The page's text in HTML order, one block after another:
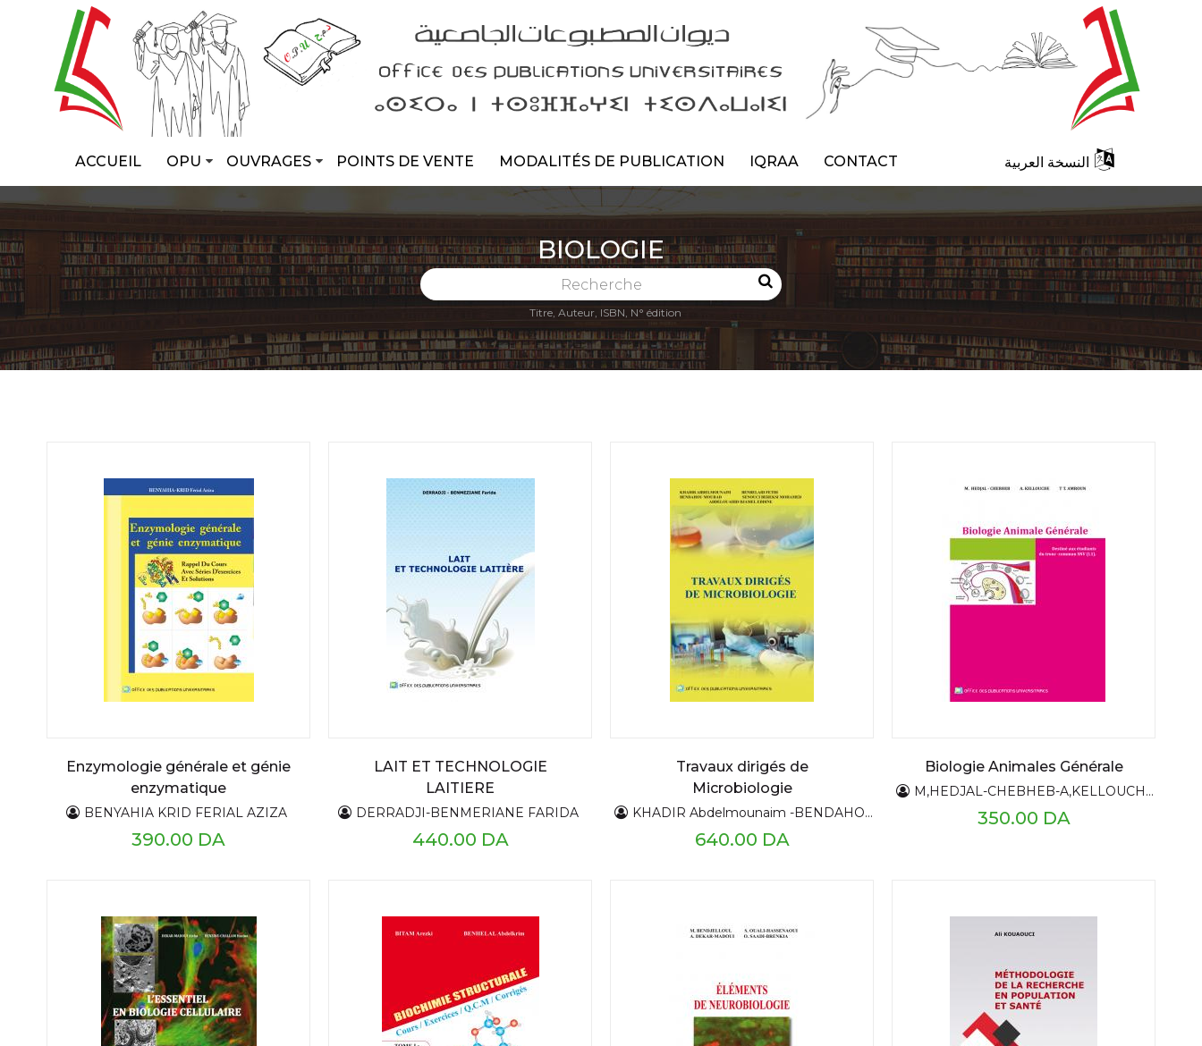
ACCUEIL OPU OUVRAGES POINTS DE VENTE MODALITÉS DE PUBLICATION IQRAA CONTACT النسخة العربية
BIOLOGIE
Recherche
Titre, Auteur, ISBN, N° édition
Enzymologie générale et génie
enzymatique
BENYAHIA KRID FERIAL AZIZA
390.00 DA
LAIT ET TECHNOLOGIE
LAITIERE
DERRADJI-BENMERIANE FARIDA
440.00 DA
Travaux dirigés de
Microbiologie
KHADIR Abdelmounaim -BENDAHOU Mourad -BENBELAID Fethi -SENOUCI BEREKSI Mohamed-ABDELOUAHID Djamel Eddine
640.00 DA
Biologie Animales Générale
M,HEDJAL-CHEBHEB-A,KELLOUCHE - T T ,AMROUN
350.00 DA